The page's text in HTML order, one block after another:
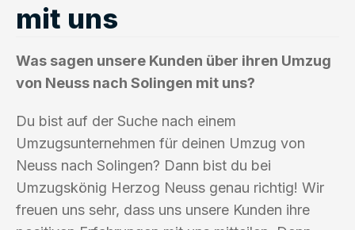
mit uns
Was sagen unsere Kunden über ihren Umzug
von Neuss nach Solingen mit uns?
Du bist auf der Suche nach einem
Umzugsunternehmen für deinen Umzug von
Neuss nach Solingen? Dann bist du bei
Umzugskönig Herzog Neuss genau richtig! Wir
freuen uns sehr, dass uns unsere Kunden ihre